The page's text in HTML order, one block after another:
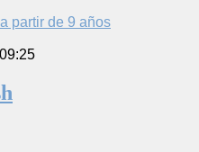
partir de 9 años